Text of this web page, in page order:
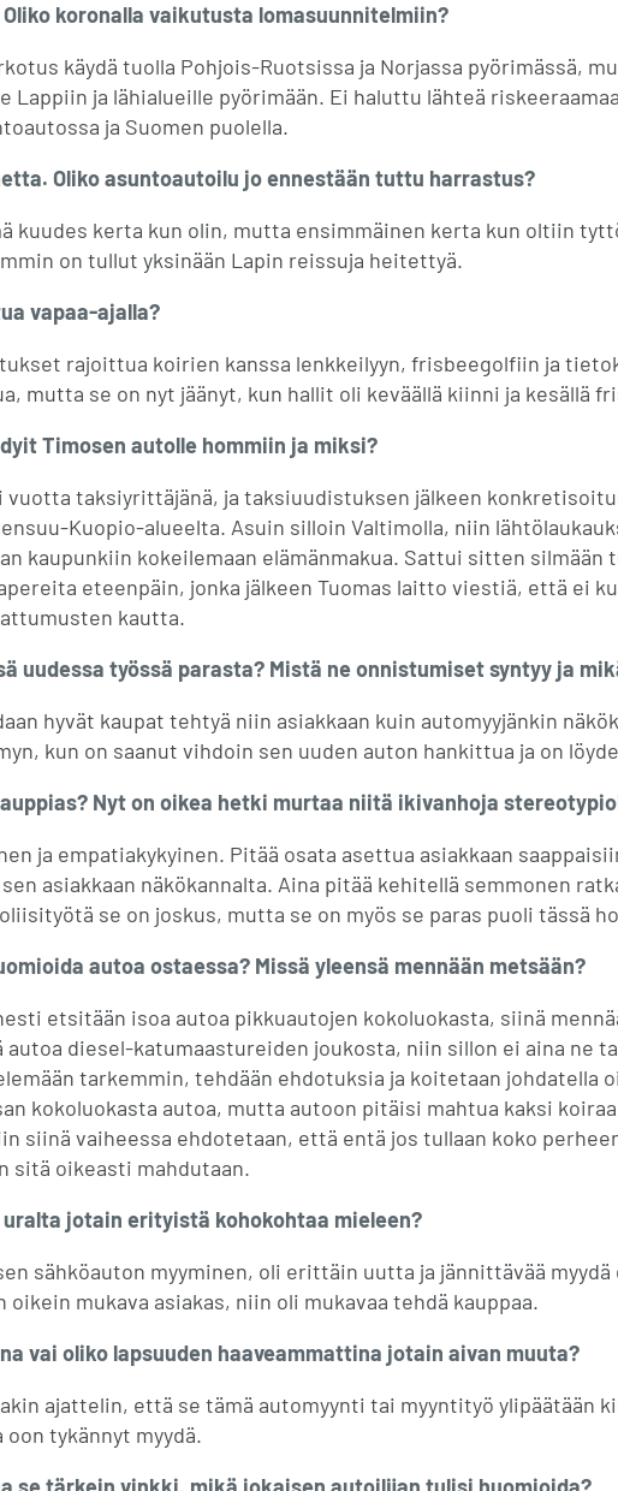
koronalla vaikutusta lomasuunnitelmiin?
käydä tuolla Pohjois-Ruotsissa ja Norjassa pyörimässä,
Lappiin ja lähialueille pyörimään. Ei haluttu lähteä
ja Suomen puolella.
Oliko asuntoautoilu jo ennestään tuttu harrastus?
kuudes kerta kun olin, mutta ensimmäinen kerta kun oltiin
on tullut yksinään Lapin reissuja heitettyä.
vapaa-ajalla?
rajoittua koirien kanssa lenkkeilyyn, frisbeegolfiin ja
mutta se on nyt jäänyt, kun hallit oli keväällä kiinni ja kesällä
Timosen autolle hommiin ja miksi?
vuotta taksiyrittäjänä, ja taksiuudistuksen jälkeen
Kuopio-alueelta. Asuin silloin Valtimolla, niin
kaupunkiin kokeilemaan elämänmakua. Sattui sitten silmään
eteenpäin, jonka jälkeen Tuomas laitto viestiä, että ei
kautta.
uudessa työssä parasta? Mistä ne onnistumiset syntyy ja
hyvät kaupat tehtyä niin asiakkaan kuin automyyjänkin
kun on saanut vihdoin sen uuden auton hankittua ja on
Nyt on oikea hetki murtaa niitä ikivanhoja
ja empatiakykyinen. Pitää osata asettua asiakkaan
sen asiakkaan näkökannalta. Aina pitää kehitellä semmonen
se on joskus, mutta se on myös se paras puoli tässä
autoa ostaessa? Missä yleensä mennään metsään?
etsitään isoa autoa pikkuautojen kokoluokasta, siinä
diesel-katumaastureiden joukosta, niin sillon ei aina ne
tarkemmin, tehdään ehdotuksia ja koitetaan johdatella
kokoluokasta autoa, mutta autoon pitäisi mahtua kaksi
siinä vaiheessa ehdotetaan, että entä jos tullaan koko
sitä oikeasti mahdutaan.
jotain erityistä kohokohtaa mieleen?
sähköauton myyminen, oli erittäin uutta ja jännittävää
mukava asiakas, niin oli mukavaa tehdä kauppaa.
vai oliko lapsuuden haaveammattina jotain aivan muuta?
ajattelin, että se tämä automyynti tai myyntityö ylipäätään
tykännyt myydä.